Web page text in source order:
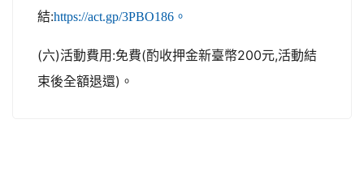
結:https://act.gp/3PBO186。
(六)活動費用:免費(酌收押金新臺幣200元,活動結
束後全額退還)。